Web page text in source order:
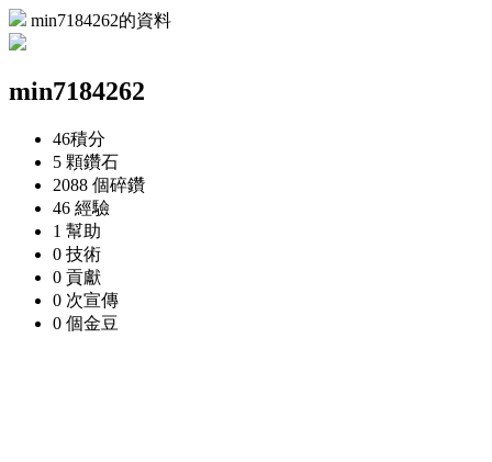
min7184262的資料
min7184262
46積分
5 顆鑽石
2088 個碎鑽
46 經驗
1 幫助
0 技術
0 貢獻
0 次宣傳
0 個金豆